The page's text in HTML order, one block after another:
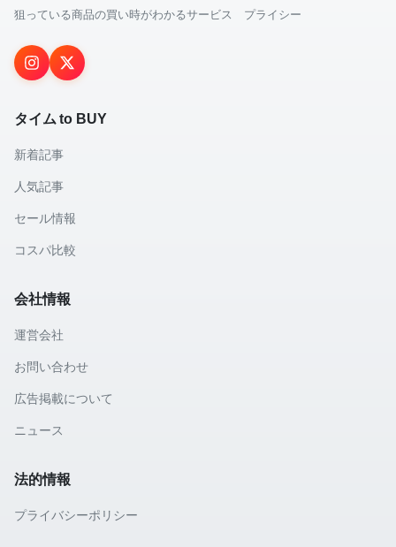
狙っている商品の買い時がわかるサービス プライシー
タイム to BUY
新着記事
人気記事
セール情報
コスパ比較
会社情報
運営会社
お問い合わせ
広告掲載について
ニュース
法的情報
プライバシーポリシー